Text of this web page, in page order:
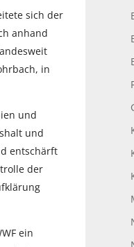
sich der
anhand
in
und
und
entschärft
der
ein